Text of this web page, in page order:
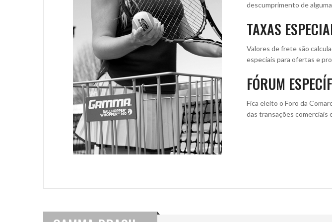
descumprimento de
TAXAS
Valores de frete são
especiais para ofertas e
FÓRUM
Fica eleito o Foro da
das transações